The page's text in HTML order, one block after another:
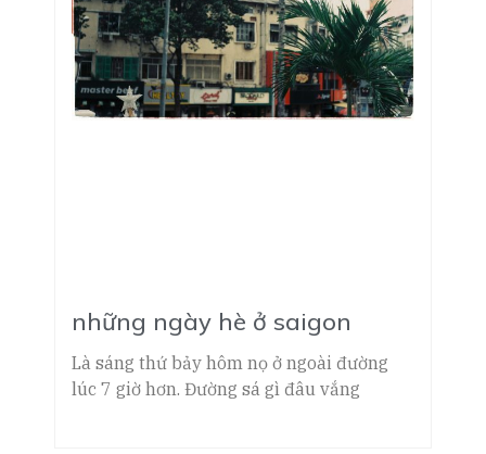
những ngày hè ở saigon
Là sáng thứ bảy hôm nọ ở ngoài đường
lúc 7 giờ hơn. Đường sá gì đâu vắng